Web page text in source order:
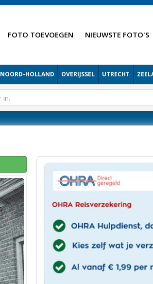
FOTO TOEVOEGEN NIEUWSTE FOTO'S
NOORD-HOLLAND OVERIJSSEL UTRECHT